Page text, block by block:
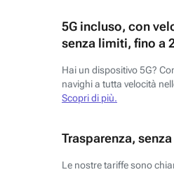
5G incluso, con
senza limiti, fino a
Hai un dispositivo 5G?
navighi a tutta velocità
Scopri di più.
Trasparenza,
Le nostre tariffe sono